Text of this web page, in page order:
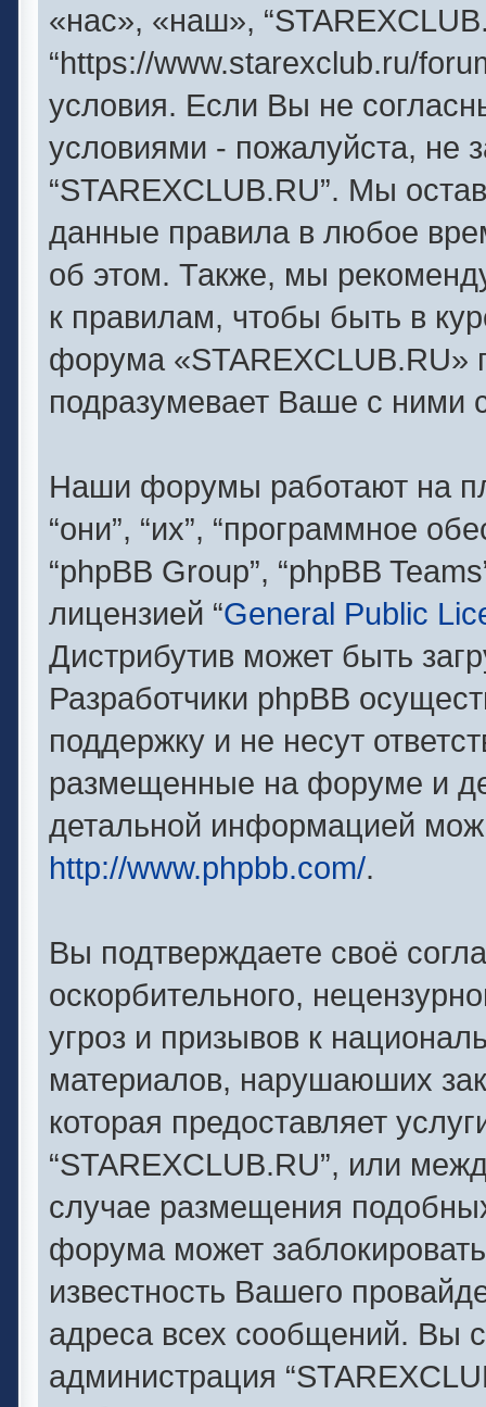
«нас», «наш»,
“https://www.starexclub.ru/
условия. Если Вы не
условиями - пожалуйста, не
“STAREXCLUB.RU”. Мы
данные правила в любое
об этом. Также, мы
к правилам, чтобы быть в
форума «STAREXCLUB.RU»
подразумевает Ваше с ними
Наши форумы работают на
“они”, “их”, “программное
“phpBB Group”, “phpBB
лицензией “General Public
Дистрибутив может быть
Разработчики phpBB
поддержку и не несут
размещенные на форуме и
детальной информацией
http://www.phpbb.com/.
Вы подтверждаете своё
оскорбительного,
угроз и призывов к
материалов, нарушаюших
которая предоставляет
“STAREXCLUB.RU”, или
случае размещения
форума может
известность Вашего
адреса всех сообщений. Вы
администрация